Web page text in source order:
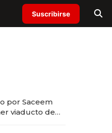
Suscribirse
por Saceem
viaducto de